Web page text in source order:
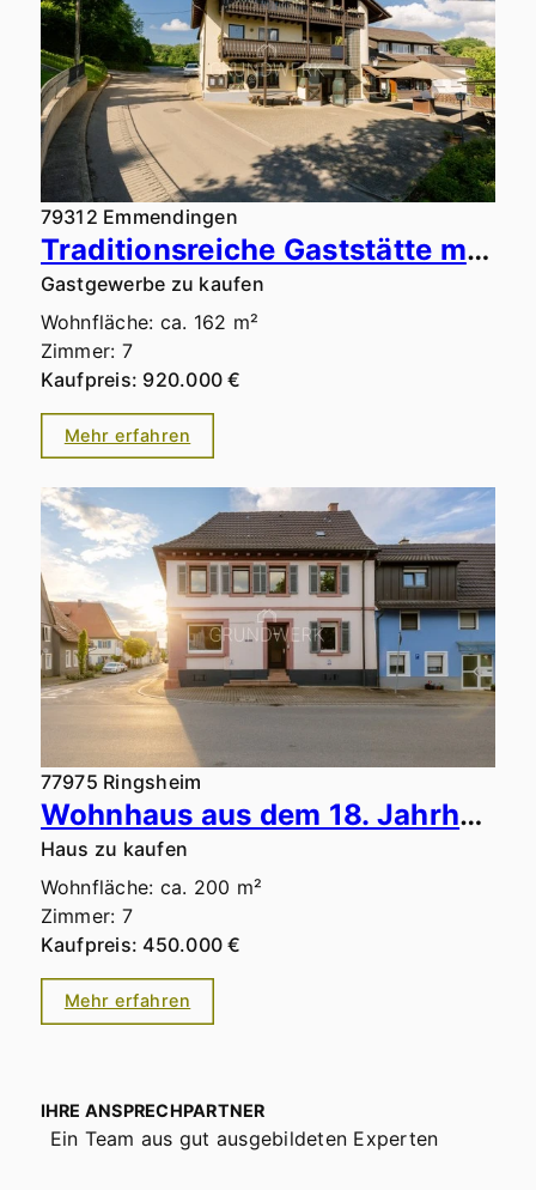
79312 Emmendingen
Traditionsreiche Gaststätte mit erfolgreichem Ferienvermietungsbetrieb & weiterem Ertragspotenzial
Gastgewerbe zu kaufen
Wohnfläche: ca. 162 m²
Zimmer: 7
Kaufpreis: 920.000 €
Mehr erfahren
77975 Ringsheim
Wohnhaus aus dem 18. Jahrhundert mit Gewölbekeller, Innenhof & beeindruckendem Dachstuhl
Haus zu kaufen
Wohnfläche: ca. 200 m²
Zimmer: 7
Kaufpreis: 450.000 €
Mehr erfahren
IHRE ANSPRECHPARTNER
Ein Team aus gut ausgebildeten Experten